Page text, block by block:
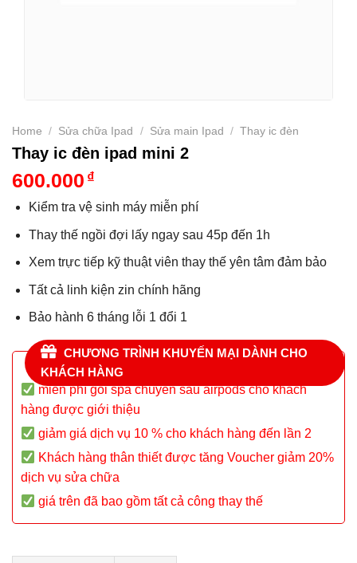
Home / Sửa chữa Ipad / Sửa main Ipad / Thay ic đèn
Thay ic đèn ipad mini 2
600.000 ₫
Kiểm tra vệ sinh máy miễn phí
Thay thế ngồi đợi lấy ngay sau 45p đến 1h
Xem trực tiếp kỹ thuật viên thay thế yên tâm đảm bảo
Tất cả linh kiện zin chính hãng
Bảo hành 6 tháng lỗi 1 đổi 1
CHƯƠNG TRÌNH KHUYẾN MẠI DÀNH CHO
KHÁCH HÀNG
miễn phí gói spa chuyên sâu airpods cho khách
hàng được giới thiệu
giảm giá dịch vụ 10 % cho khách hàng đến lần 2
Khách hàng thân thiết được tăng Voucher giảm 20%
dịch vụ sửa chữa
giá trên đã bao gồm tất cả công thay thế